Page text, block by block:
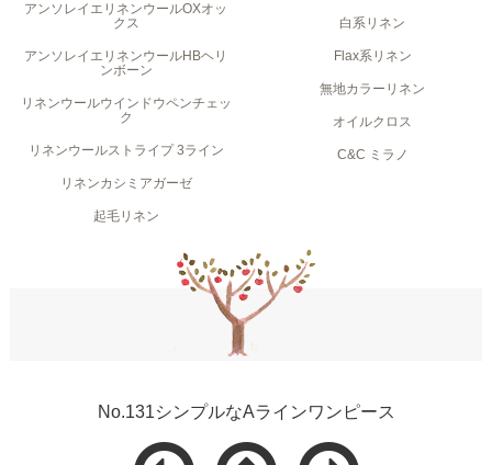
アンソレイエリネンウールOXオッ
クス
アンソレイエリネンウールHBヘリ
ンボーン
リネンウールウインドウペンチェッ
ク
リネンウールストライプ 3ライン
リネンカシミアガーゼ
起毛リネン
白系リネン
Flax系リネン
無地カラーリネン
オイルクロス
C&C ミラノ
No.131シンプルなAラインワンピース